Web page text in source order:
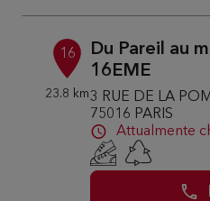
16
23.8 km
Du Pareil au
16EME
3 RUE DE LA
75016 PARIS
Attualmente